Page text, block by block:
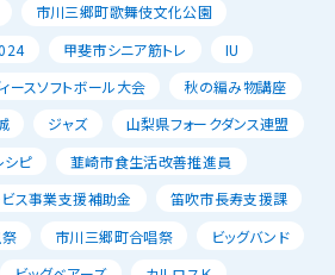
市川三郷町歌舞伎文化公園
甲斐市シニア筋トレ
IU
ースソフトボール大会
秋の編み物講座
ジャズ
山梨県フォークダンス連盟
ピ
韮崎市食生活改善推進員
ス事業支援補助金
笛吹市長寿支援課
市川三郷町合唱祭
ビッグバンド